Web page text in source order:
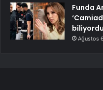
Funda
Ağustos